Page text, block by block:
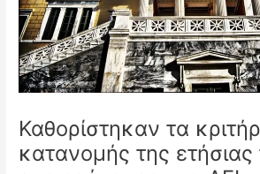
Καθορίστηκαν τα
κατανομής της ετήσιας